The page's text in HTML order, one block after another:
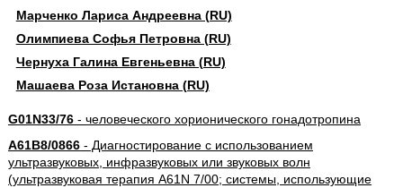
Марченко Лариса Андреевна (RU)
Олимпиева Софья Петровна (RU)
Чернуха Галина Евгеньевна (RU)
Машаева Роза Истановна (RU)
G01N33/76- человеческого хорионического гонадотропина
A61B8/0866- Диагностирование с использованием
ультразвуковых, инфразвуковых или звуковых волн
(ультразвуковая терапия A61N 7/00; системы, использующие